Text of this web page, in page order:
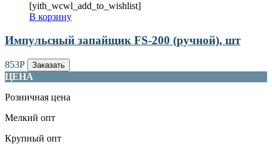
[yith_wcwl_add_to_wishlist]
В корзину
Импульсный запайщик FS-200 (ручной), шт
853Р Заказать
ЦЕНА
Розничная цена
Мелкий опт
Крупный опт